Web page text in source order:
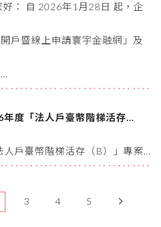
好： 自 2026年1月28日 起，企
戶暨線上申請寰宇金融網」及
年度「法人戶臺幣階梯活存
戶臺幣階梯活存（B）」專案...
3 4 5